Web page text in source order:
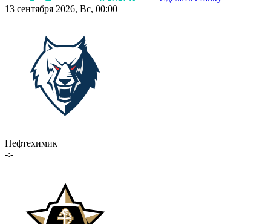
13 сентября 2026, Вс, 00:00
Нефтехимик
-:-